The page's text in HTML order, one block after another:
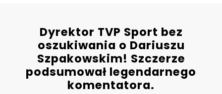
Dyrektor TVP Sport bez
oszukiwania o Dariuszu
Szpakowskim! Szczerze
podsumował legendarnego
komentatora.